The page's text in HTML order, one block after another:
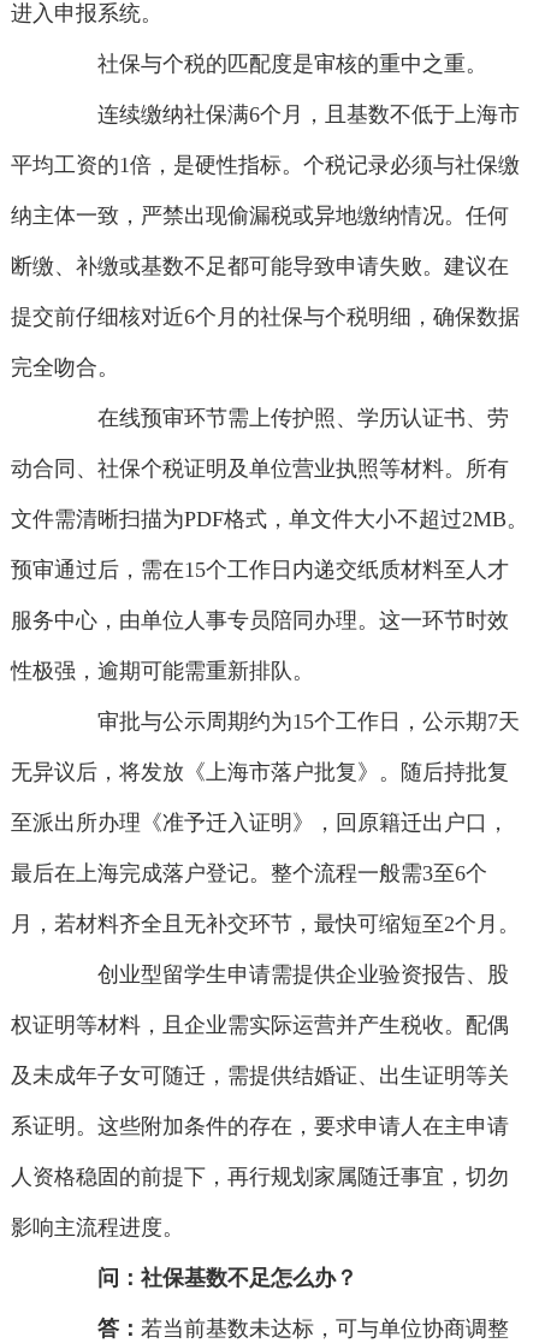
进入申报系统。
社保与个税的匹配度是审核的重中之重。
连续缴纳社保满6个月，且基数不低于上海市
平均工资的1倍，是硬性指标。个税记录必须与社保缴
纳主体一致，严禁出现偷漏税或异地缴纳情况。任何
断缴、补缴或基数不足都可能导致申请失败。建议在
提交前仔细核对近6个月的社保与个税明细，确保数据
完全吻合。
在线预审环节需上传护照、学历认证书、劳
动合同、社保个税证明及单位营业执照等材料。所有
文件需清晰扫描为PDF格式，单文件大小不超过2MB。
预审通过后，需在15个工作日内递交纸质材料至人才
服务中心，由单位人事专员陪同办理。这一环节时效
性极强，逾期可能需重新排队。
审批与公示周期约为15个工作日，公示期7天
无异议后，将发放《上海市落户批复》。随后持批复
至派出所办理《准予迁入证明》，回原籍迁出户口，
最后在上海完成落户登记。整个流程一般需3至6个
月，若材料齐全且无补交环节，最快可缩短至2个月。
创业型留学生申请需提供企业验资报告、股
权证明等材料，且企业需实际运营并产生税收。配偶
及未成年子女可随迁，需提供结婚证、出生证明等关
系证明。这些附加条件的存在，要求申请人在主申请
人资格稳固的前提下，再行规划家属随迁事宜，切勿
影响主流程进度。
问：社保基数不足怎么办？
答：若当前基数未达标，可与单位协商调整